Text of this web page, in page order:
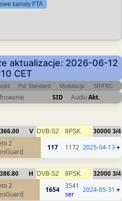
kanały FTA
aktualizacje: 2026-06-12
CET
Pol Standard Modulacja SR/FEC
SID AudioAkt.
V DVB-S2 8PSK 30000 3/4
2
117 1172 2025-04-13+
H DVB-S2 8PSK 32000 3/4
2
1654
3541
ser
2024-05-31 +